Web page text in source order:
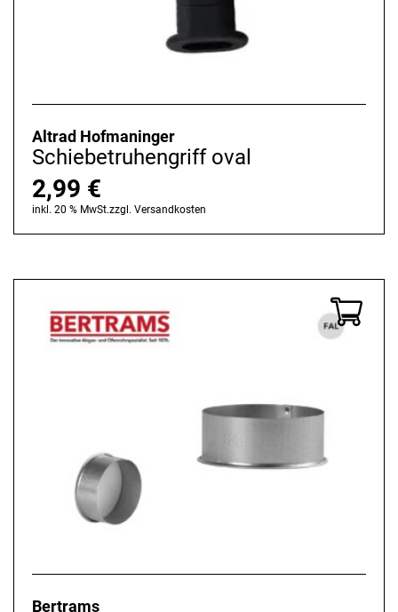
Altrad Hofmaninger
Schiebetruhengriff oval
2,99 €
inkl. 20 % MwSt.zzgl. Versandkosten
Bertrams